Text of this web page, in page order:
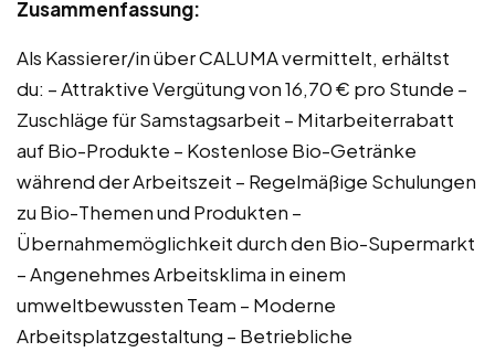
Zusammenfassung:
Als Kassierer/in über CALUMA vermittelt, erhältst
du: – Attraktive Vergütung von 16,70 € pro Stunde –
Zuschläge für Samstagsarbeit – Mitarbeiterrabatt
auf Bio-Produkte – Kostenlose Bio-Getränke
während der Arbeitszeit – Regelmäßige Schulungen
zu Bio-Themen und Produkten –
Übernahmemöglichkeit durch den Bio-Supermarkt
– Angenehmes Arbeitsklima in einem
umweltbewussten Team – Moderne
Arbeitsplatzgestaltung – Betriebliche